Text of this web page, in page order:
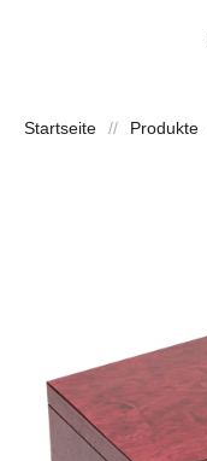
Startseite // Produkte